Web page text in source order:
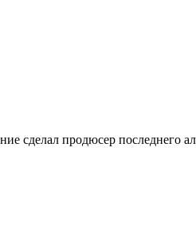
сделал продюсер последнего